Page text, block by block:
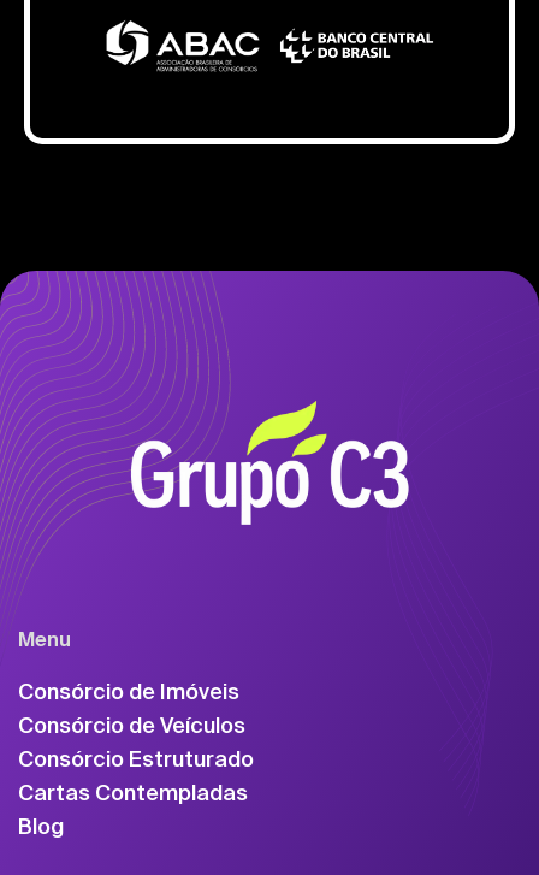
Menu
Consórcio de Imóveis
Consórcio de Veículos
Consórcio Estruturado
Cartas Contempladas
Blog